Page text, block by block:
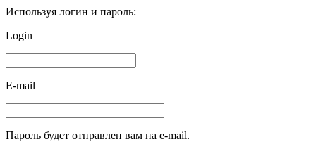
Используя логин и пароль:
Login
E-mail
Пароль будет отправлен вам на e-mail.